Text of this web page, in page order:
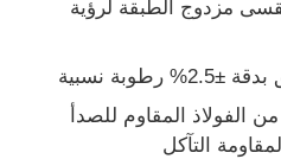
مزدوج الطبقة لرؤية
نسبية
الفولاذ المقاوم للصدأ